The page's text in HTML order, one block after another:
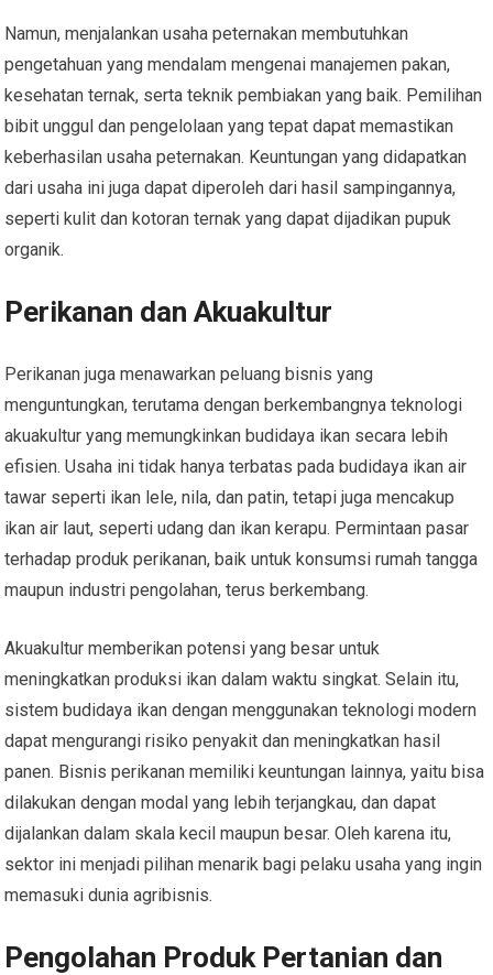
Namun, menjalankan usaha peternakan membutuhkan
pengetahuan yang mendalam mengenai manajemen pakan,
kesehatan ternak, serta teknik pembiakan yang baik. Pemilihan
bibit unggul dan pengelolaan yang tepat dapat memastikan
keberhasilan usaha peternakan. Keuntungan yang didapatkan
dari usaha ini juga dapat diperoleh dari hasil sampingannya,
seperti kulit dan kotoran ternak yang dapat dijadikan pupuk
organik.
Perikanan dan Akuakultur
Perikanan juga menawarkan peluang bisnis yang
menguntungkan, terutama dengan berkembangnya teknologi
akuakultur yang memungkinkan budidaya ikan secara lebih
efisien. Usaha ini tidak hanya terbatas pada budidaya ikan air
tawar seperti ikan lele, nila, dan patin, tetapi juga mencakup
ikan air laut, seperti udang dan ikan kerapu. Permintaan pasar
terhadap produk perikanan, baik untuk konsumsi rumah tangga
maupun industri pengolahan, terus berkembang.
Akuakultur memberikan potensi yang besar untuk
meningkatkan produksi ikan dalam waktu singkat. Selain itu,
sistem budidaya ikan dengan menggunakan teknologi modern
dapat mengurangi risiko penyakit dan meningkatkan hasil
panen. Bisnis perikanan memiliki keuntungan lainnya, yaitu bisa
dilakukan dengan modal yang lebih terjangkau, dan dapat
dijalankan dalam skala kecil maupun besar. Oleh karena itu,
sektor ini menjadi pilihan menarik bagi pelaku usaha yang ingin
memasuki dunia agribisnis.
Pengolahan Produk Pertanian dan